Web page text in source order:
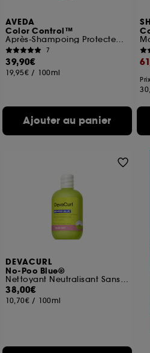
AVEDA
Color Control™
Après-Shampoing Protecteur De Couleur
7
39,90€
19,95€ / 100ml
Ajouter au panier
DEVACURL
No-Poo Blue®
Nettoyant Neutralisant Sans Mousse Anti-Reflets Cuivrés
38,00€
10,70€ / 100ml